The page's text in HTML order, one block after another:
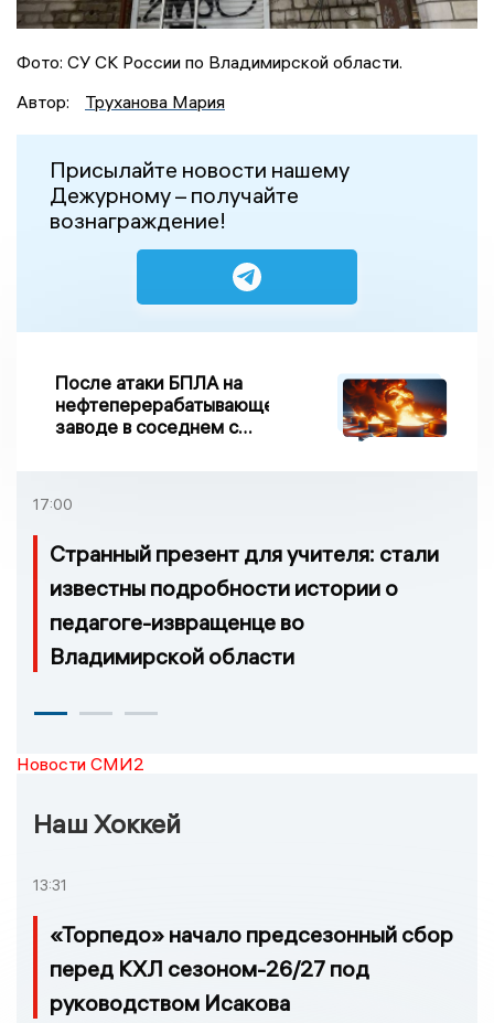
Фото: СУ СК России по Владимирской области.
Автор:
Труханова Мария
Присылайте новости нашему
Дежурному – получайте
вознаграждение!
После атаки БПЛА на
нефтеперерабатывающем
заводе в соседнем с
возгорание
17:00
Странный презент для учителя: стали
известны подробности истории о
педагоге-извращенце во
Владимирской области
Новости СМИ2
Наш Хоккей
13:31
«Торпедо» начало предсезонный сбор
перед КХЛ сезоном-26/27 под
руководством Исакова